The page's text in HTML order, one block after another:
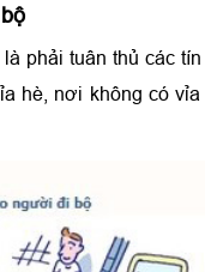
phải tuân thủ các
hè, nơi không có